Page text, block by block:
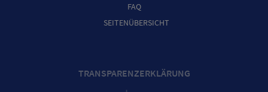
FAQ
SEITENÜBERSICHT
TRANSPARENZERKLÄRUNG